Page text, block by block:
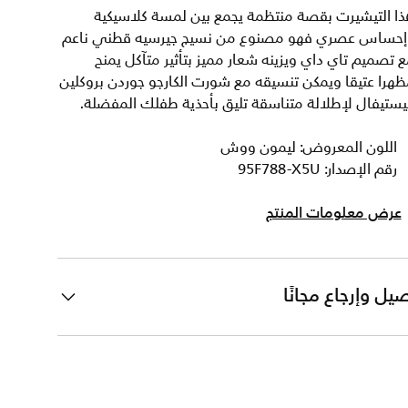
التيشيرت بقصة منتظمة يجمع بين لمسة كلاسيكية
عصري فهو مصنوع من نسيج جيرسيه قطني ناعم
تصميم تاي داي ويزينه شعار مميز بتأثير متآكل يمنح
عتيقا ويمكن تنسيقه مع شورت الكارجو جوردن بروكلين
لإطلالة متناسقة تليق بأحذية طفلك المفضلة.
اللون المعروض: ليمون ووش
رقم الإصدار: 95F788-X5U
عرض معلومات المنتج
وإرجاع مجانًا